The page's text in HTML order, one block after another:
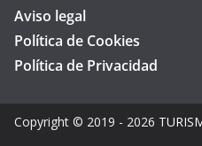
Aviso legal
Política de Cookies
Política de Privacidad
Copyright © 2019 - 2026